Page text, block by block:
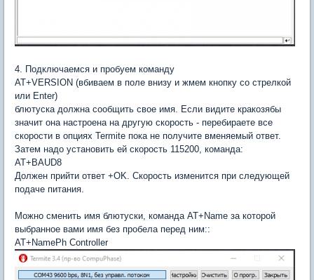
4. Подключаемся и пробуем команду
AT+VERSION (вбиваем в поле внизу и жмем кнопку со стрелкой
или Enter)
блютуска должна сообщить свое имя. Если видите кракозябы
значит она настроена на другую скорость - перебираете все
скорости в опциях Termite пока не получите вменяемый ответ.
Затем надо установить ей скорость 115200, команда:
AT+BAUD8
Должен прийти ответ +OK. Скорость изменится при следующей
подаче питания.
Можно сменить имя блютуски, команда AT+Name за которой
выбранное вами имя без пробела перед ним::
AT+NamePh Controller